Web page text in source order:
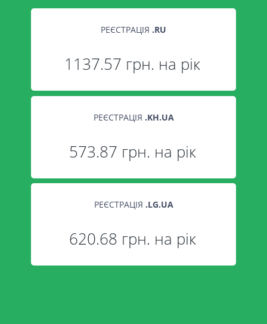
РЕЄСТРАЦІЯ .RU
1137.57 грн. на рік
РЕЄСТРАЦІЯ .KH.UA
573.87 грн. на рік
РЕЄСТРАЦІЯ .LG.UA
620.68 грн. на рік